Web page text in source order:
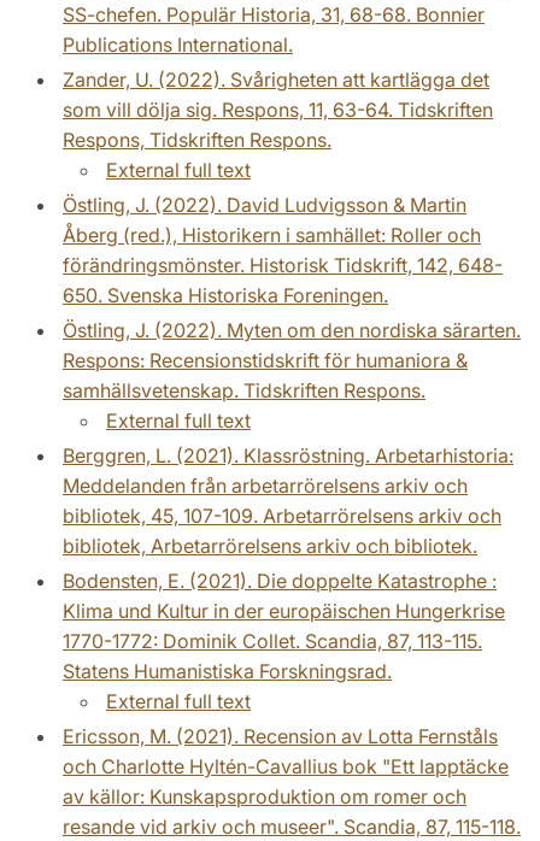
SS-chefen. Populär Historia, 31, 68-68. Bonnier
Publications International.
Zander, U. (2022). Svårigheten att kartlägga det
som vill dölja sig. Respons, 11, 63-64. Tidskriften
Respons, Tidskriften Respons.
External full text
Östling, J. (2022). David Ludvigsson & Martin
Åberg (red.), Historikern i samhället: Roller och
förändringsmönster. Historisk Tidskrift, 142, 648-
650. Svenska Historiska Foreningen.
Östling, J. (2022). Myten om den nordiska särarten.
Respons: Recensionstidskrift för humaniora &
samhällsvetenskap. Tidskriften Respons.
External full text
Berggren, L. (2021). Klassröstning. Arbetarhistoria:
Meddelanden från arbetarrörelsens arkiv och
bibliotek, 45, 107-109. Arbetarrörelsens arkiv och
bibliotek, Arbetarrörelsens arkiv och bibliotek.
Bodensten, E. (2021). Die doppelte Katastrophe :
Klima und Kultur in der europäischen Hungerkrise
1770-1772: Dominik Collet. Scandia, 87, 113-115.
Statens Humanistiska Forskningsrad.
External full text
Ericsson, M. (2021). Recension av Lotta Fernståls
och Charlotte Hyltén-Cavallius bok "Ett lapptäcke
av källor: Kunskapsproduktion om romer och
resande vid arkiv och museer". Scandia, 87, 115-118.